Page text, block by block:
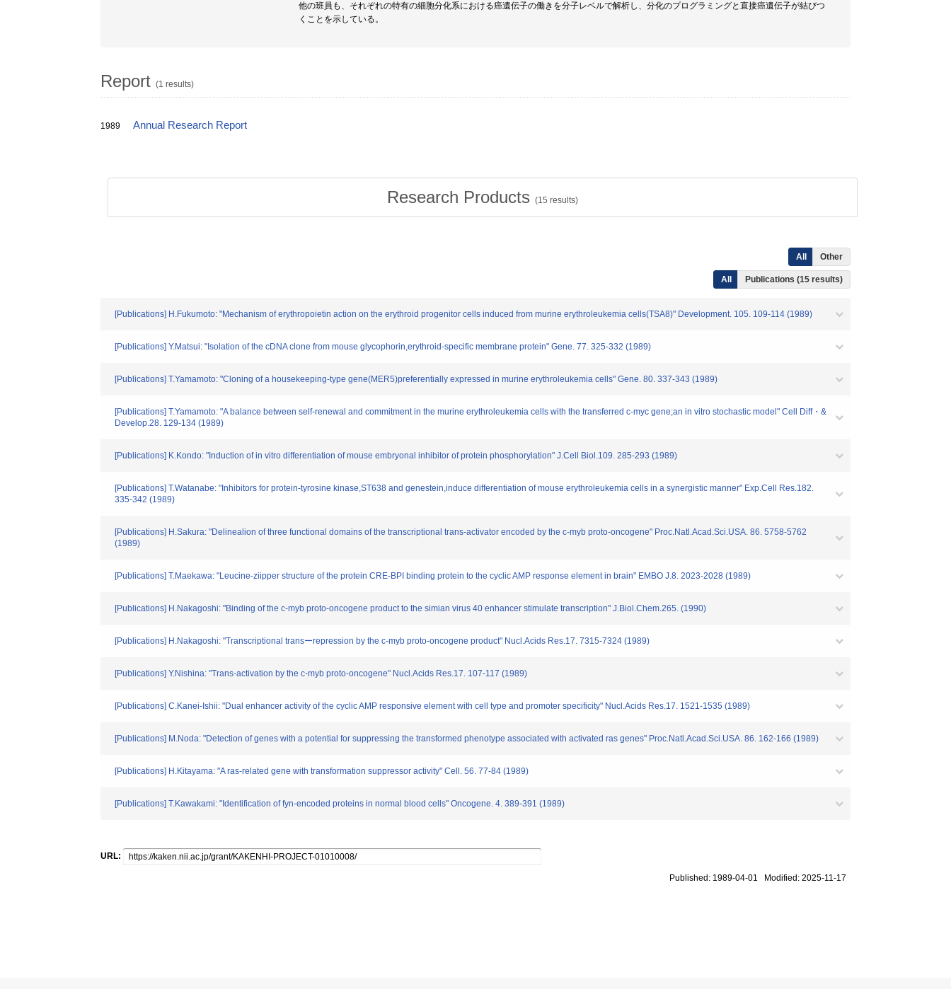
他の班員も、それぞれの特有の細胞分化系における癌遺伝子の働きを分子レベルで解析し、分化のプログラミングと直接癌遺伝子が結びつ
くことを示している。
Report (1 results)
1989 Annual Research Report
Research Products (15 results)
All Other
All Publications (15 results)
[Publications] H.Fukumoto: "Mechanism of erythropoietin action on the erythroid progenitor cells induced from murine erythroleukemia cells(TSA8)" Development. 105. 109-114 (1989)
[Publications] Y.Matsui: "Isolation of the cDNA clone from mouse glycophorin,erythroid-specific membrane protein" Gene. 77. 325-332 (1989)
[Publications] T.Yamamoto: "Cloning of a housekeeping-type gene(MER5)preferentially expressed in murine erythroleukemia cells" Gene. 80. 337-343 (1989)
[Publications] T.Yamamoto: "A balance between self-renewal and commitment in the murine erythroleukemia cells with the transferred c-myc gene;an in vitro stochastic model" Cell Diff・&
Develop.28. 129-134 (1989)
[Publications] K.Kondo: "Induction of in vitro differentiation of mouse embryonal inhibitor of protein phosphorylation" J.Cell Biol.109. 285-293 (1989)
[Publications] T.Watanabe: "Inhibitors for protein-tyrosine kinase,ST638 and genestein,induce differentiation of mouse erythroleukemia cells in a synergistic manner" Exp.Cell Res.182.
335-342 (1989)
[Publications] H.Sakura: "Delinealion of three functional domains of the transcriptional trans-activator encoded by the c-myb proto-oncogene" Proc.Natl.Acad.Sci.USA. 86. 5758-5762
(1989)
[Publications] T.Maekawa: "Leucine-ziipper structure of the protein CRE-BPI binding protein to the cyclic AMP response element in brain" EMBO J.8. 2023-2028 (1989)
[Publications] H.Nakagoshi: "Binding of the c-myb proto-oncogene product to the simian virus 40 enhancer stimulate transcription" J.Biol.Chem.265. (1990)
[Publications] H.Nakagoshi: "Transcriptional transーrepression by the c-myb proto-oncogene product" Nucl.Acids Res.17. 7315-7324 (1989)
[Publications] Y.Nishina: "Trans-activation by the c-myb proto-oncogene" Nucl.Acids Res.17. 107-117 (1989)
[Publications] C.Kanei-Ishii: "Dual enhancer activity of the cyclic AMP responsive element with cell type and promoter specificity" Nucl.Acids Res.17. 1521-1535 (1989)
[Publications] M.Noda: "Detection of genes with a potential for suppressing the transformed phenotype associated with activated ras genes" Proc.Natl.Acad.Sci.USA. 86. 162-166 (1989)
[Publications] H.Kitayama: "A ras-related gene with transformation suppressor activity" Cell. 56. 77-84 (1989)
[Publications] T.Kawakami: "Identification of fyn-encoded proteins in normal blood cells" Oncogene. 4. 389-391 (1989)
URL:
Published: 1989-04-01 Modified: 2025-11-17